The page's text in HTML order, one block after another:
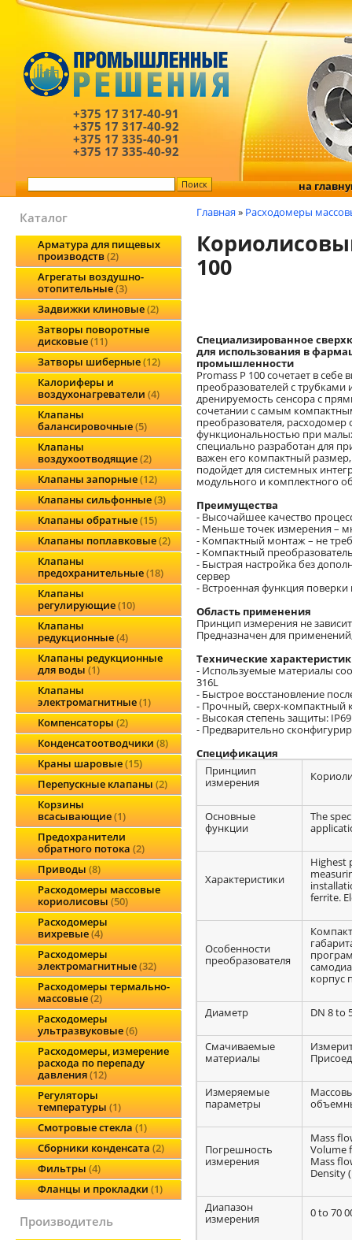
+375 17 317-40-91
+375 17 317-40-92
+375 17 335-40-91
+375 17 335-40-92
на
Каталог
Арматура для пищевых
производств 2
Агрегаты воздушно-
отопительные 3
Задвижки клиновые 2
Затворы поворотные
дисковые 11
Затворы шиберные 12
Калориферы и
воздухонагреватели 4
Клапаны
балансировочные 5
Клапаны
воздухоотводящие 2
Клапаны запорные 12
Клапаны сильфонные 3
Клапаны обратные 15
Клапаны поплавковые 2
Клапаны
предохранительные 18
Клапаны
регулирующие 10
Клапаны
редукционные 4
Клапаны редукционные
для воды 1
Клапаны
электромагнитные 1
Компенсаторы 2
Конденсатоотводчики 8
Краны шаровые 15
Перепускные клапаны 2
Корзины
всасывающие 1
Предохранители
обратного потока 2
Приводы 8
Расходомеры массовые
кориолисовы 50
Расходомеры
вихревые 4
Расходомеры
электромагнитные 32
Расходомеры термально-
массовые 2
Расходомеры
ультразвуковые 6
Расходомеры, измерение
расхода по перепаду
давления 12
Регуляторы
температуры 1
Смотровые стекла 1
Сборники конденсата 2
Фильтры 4
Фланцы и прокладки 1
производитель
Главная » Расходомеры
100
Специализированное
для использования в
промышленности
Promass P 100 сочетает в себе
преобразователей с
дренируемость сенсора с
сочетании с самым
преобразователя, расходомер
функциональностью при
специально разработан для
важен его компактный
подойдет для системных
модульного и комплектного
Преимущества
- Высочайшее качество
- Меньше точек измерения –
- Компактный монтаж – не
- Компактный
- Быстрая настройка без
сервер
- Встроенная функция
Область применения
Принцип измерения не
Предназначен для
Технические
- Используемые материалы
316L
- Быстрое восстановление
- Прочный, сверх-компактный
- Высокая степень защиты:
- Предварительно
Спецификация
Принциип
измерения
Основные
функции
The
Характеристики
Highest
ferrite.
Особенности
преобразователя
корпус
Диаметр DN 8 to
Смачиваемые
материалы
Измеряемые
параметры
Погрешность
измерения
Mass
Volume
Mass
Density
Диапазон
измерения
0 to 70